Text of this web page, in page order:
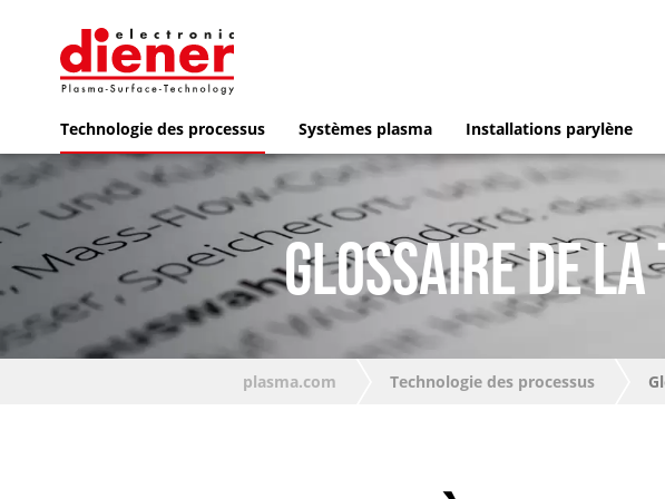
Technologie des processus Systèmes plasma Installations parylène
GLOSSAIRE DE
plasma.com Technologie des processus